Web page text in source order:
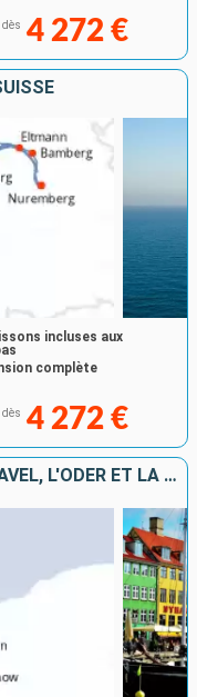
dès 4 272 €
incluses aux
complète
dès 4 272 €
DE COPENHAGUE À BERLIN : LA HAVEL, L'ODER ET LA MER BALTIQUE